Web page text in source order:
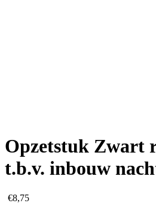
Opzetstuk Zwart
t.b.v. inbouw
€8,75